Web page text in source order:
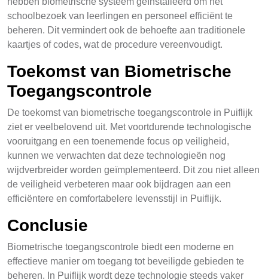
schoolbezoek van leerlingen en personeel efficiënt te
beheren. Dit vermindert ook de behoefte aan traditionele
kaartjes of codes, wat de procedure vereenvoudigt.
Toekomst van Biometrische
Toegangscontrole
De toekomst van biometrische toegangscontrole in Puiflijk
ziet er veelbelovend uit. Met voortdurende technologische
vooruitgang en een toenemende focus op veiligheid,
kunnen we verwachten dat deze technologieën nog
wijdverbreider worden geïmplementeerd. Dit zou niet alleen
de veiligheid verbeteren maar ook bijdragen aan een
efficiëntere en comfortabelere levensstijl in Puiflijk.
Conclusie
Biometrische toegangscontrole biedt een moderne en
effectieve manier om toegang tot beveiligde gebieden te
beheren. In Puiflijk wordt deze technologie steeds vaker